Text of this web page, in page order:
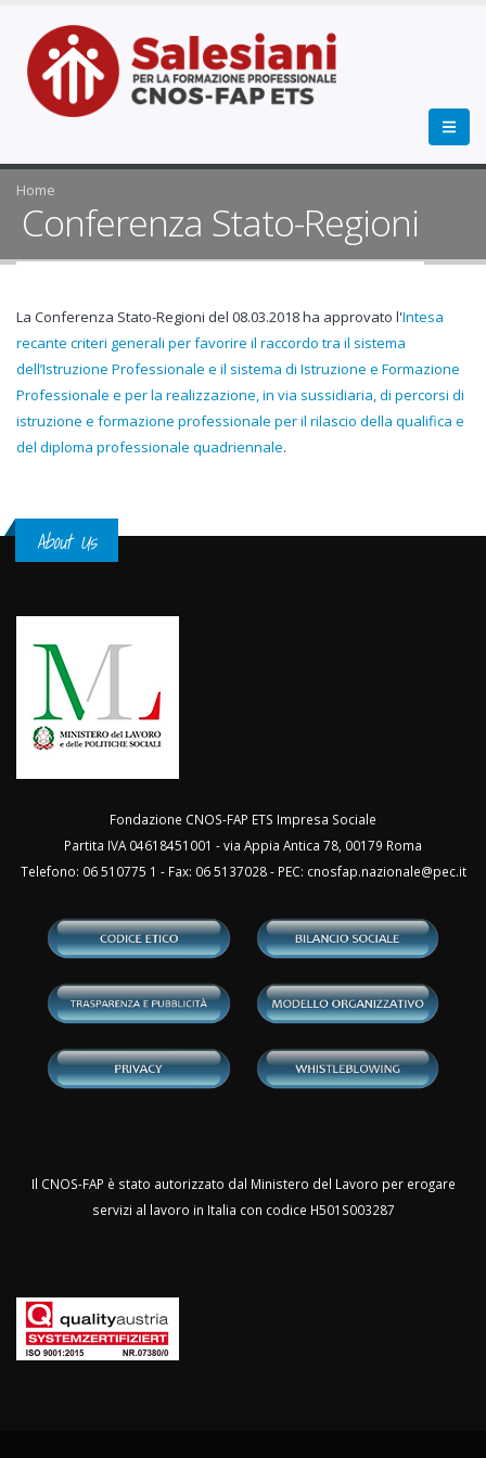
Home
Conferenza Stato-Regioni
La Conferenza Stato-Regioni del 08.03.2018 ha approvato l'Intesa
recante criteri generali per favorire il raccordo tra il sistema
dell’Istruzione Professionale e il sistema di Istruzione e Formazione
Professionale e per la realizzazione, in via sussidiaria, di percorsi di
istruzione e formazione professionale per il rilascio della qualifica e
del diploma professionale quadriennale.
About Us
Fondazione CNOS-FAP ETS Impresa Sociale
Partita IVA 04618451001 - via Appia Antica 78, 00179 Roma
Telefono: 06 510775 1 - Fax: 06 5137028 - PEC: cnosfap.nazionale@pec.it
Il CNOS-FAP è stato autorizzato dal Ministero del Lavoro per erogare
servizi al lavoro in Italia con codice H501S003287